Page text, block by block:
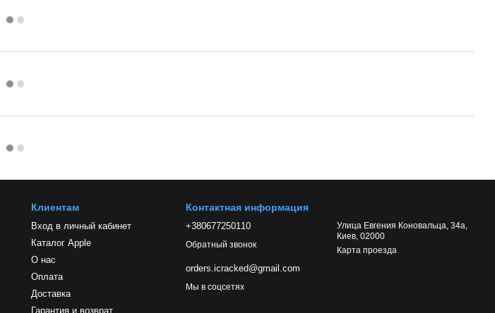
Клиентам
Вход в личный кабинет
Каталог Apple
О нас
Оплата
Доставка
Гарантия и возврат
Контактная информация
+380677250110
Обратный звонок
orders.icracked@gmail.com
Улица Евгения Коновальца, 34а,
Киев, 02000
Карта проезда
Мы в соцсетях